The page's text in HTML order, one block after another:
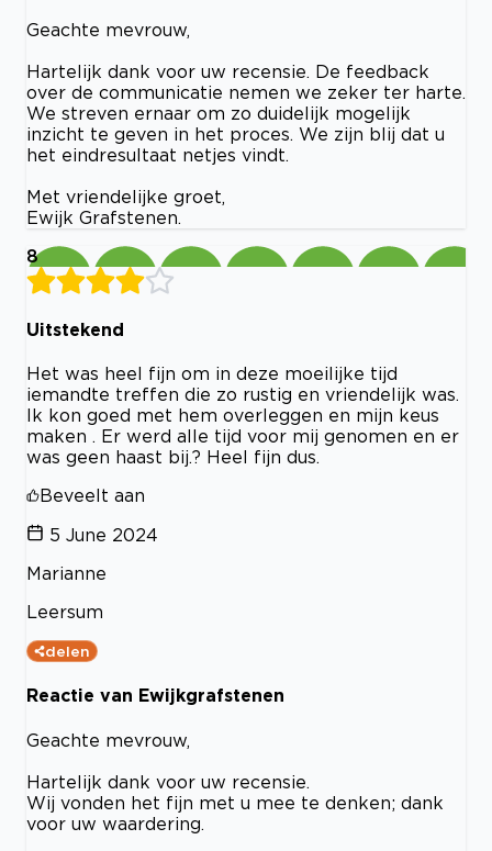
Geachte mevrouw,
Hartelijk dank voor uw recensie. De feedback
over de communicatie nemen we zeker ter harte.
We streven ernaar om zo duidelijk mogelijk
inzicht te geven in het proces. We zijn blij dat u
het eindresultaat netjes vindt.
Met vriendelijke groet,
Ewijk Grafstenen.
8
Uitstekend
Het was heel fijn om in deze moeilijke tijd
iemandte treffen die zo rustig en vriendelijk was.
Ik kon goed met hem overleggen en mijn keus
maken . Er werd alle tijd voor mij genomen en er
was geen haast bij.? Heel fijn dus.
Beveelt aan
5 June 2024
Marianne
Leersum
delen
Reactie van Ewijkgrafstenen
Geachte mevrouw,
Hartelijk dank voor uw recensie.
Wij vonden het fijn met u mee te denken; dank
voor uw waardering.